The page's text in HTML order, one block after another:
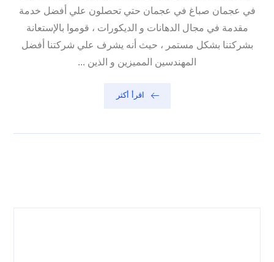
في عجمان صباغ في عجمان حتي تحصلون علي أفضل خدمة
مقدمة في مجال الدهانات و الديكورات ، قوموا بالإستعانة
بشركتنا بشكل مستمر ، حيث أنه يشرف علي شركتنا أفضل
المهندسين المميزين و الذين ...
اقرأ أكثر